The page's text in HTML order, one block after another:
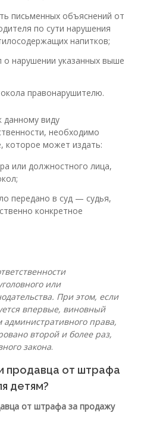
письменных объяснений от
по сути нарушения
напитков;
о нарушении указанных выше
правонарушителю.
данному виду
необходимо
которое может издать:
или должностного лица,
передано в суд — судья,
конкретное
или
При этом, если
впервые, виновный
административного права,
второй и более раз,
закона.
продавца от штрафа
детям?
от штрафа за продажу